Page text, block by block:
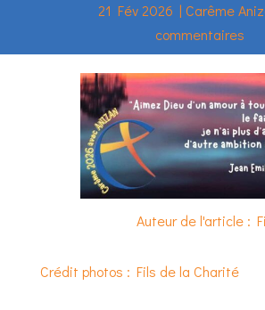
21 Fév 2026 | Carême
commentaires
Auteur de l'article :
Crédit photos : Fils de la Charité